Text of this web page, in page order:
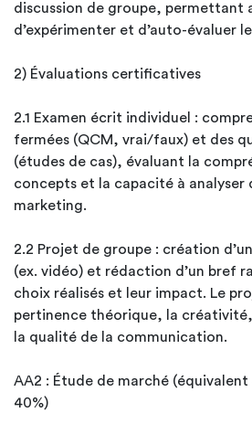
discussion de groupe, permettant
d’expérimenter et d’auto-évaluer
2) Évaluations certificatives
2.1 Examen écrit individuel :
fermées (QCM, vrai/faux) et des
(études de cas), évaluant la
concepts et la capacité à analyser
marketing.
2.2 Projet de groupe : création
(ex. vidéo) et rédaction d’un bref
choix réalisés et leur impact. Le
pertinence théorique, la
la qualité de la communication.
AA2 : Étude de marché (équivalent
40%)